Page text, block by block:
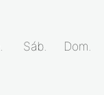
Sáb. Dom.